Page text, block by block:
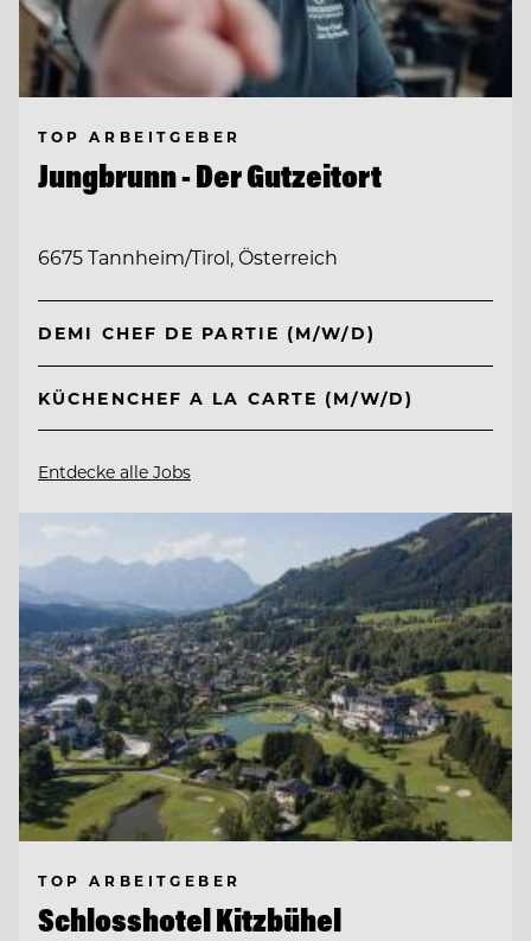
TOP ARBEITGEBER
Jungbrunn - Der Gutzeitort
6675 Tannheim/Tirol, Österreich
DEMI CHEF DE PARTIE (M/W/D)
KÜCHENCHEF A LA CARTE (M/W/D)
Entdecke alle Jobs
TOP ARBEITGEBER
Schlosshotel Kitzbühel